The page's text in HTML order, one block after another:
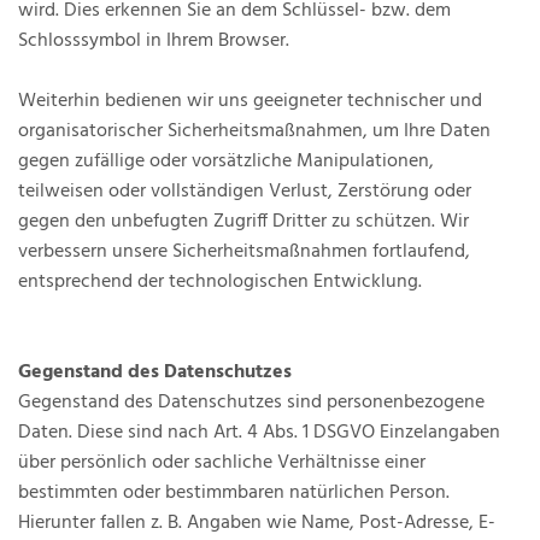
wird. Dies erkennen Sie an dem Schlüssel- bzw. dem
Schlosssymbol in Ihrem Browser.
Weiterhin bedienen wir uns geeigneter technischer und
organisatorischer Sicherheitsmaßnahmen, um Ihre Daten
gegen zufällige oder vorsätzliche Manipulationen,
teilweisen oder vollständigen Verlust, Zerstörung oder
gegen den unbefugten Zugriff Dritter zu schützen. Wir
verbessern unsere Sicherheitsmaßnahmen fortlaufend,
entsprechend der technologischen Entwicklung.
Gegenstand des Datenschutzes
Gegenstand des Datenschutzes sind personenbezogene
Daten. Diese sind nach Art. 4 Abs. 1 DSGVO Einzelangaben
über persönlich oder sachliche Verhältnisse einer
bestimmten oder bestimmbaren natürlichen Person.
Hierunter fallen z. B. Angaben wie Name, Post-Adresse, E-